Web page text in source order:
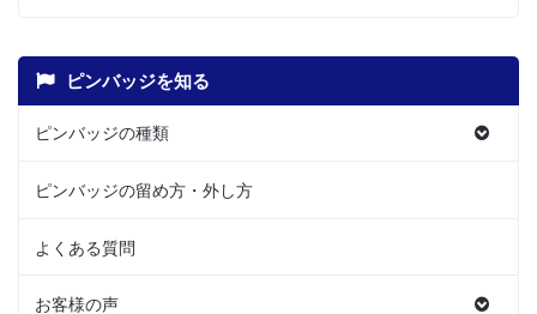
ピンバッジを知る
ピンバッジの種類
ピンバッジの留め方・外し方
よくある質問
お客様の声